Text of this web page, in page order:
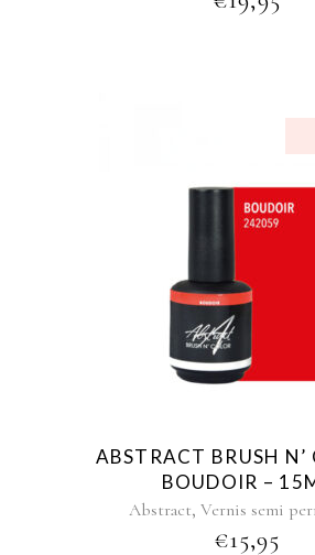
ABSTRACT BRUSH N’
BOUDOIR –
Abstract, Vernis semi
€15,95